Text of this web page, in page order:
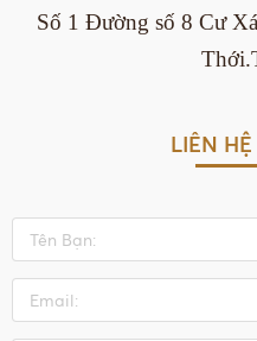
Số 1 Đường số 8 Cư
LIÊN